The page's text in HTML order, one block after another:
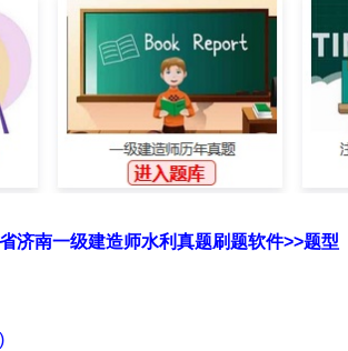
济南一级建造师水利真题刷题软件>>题型